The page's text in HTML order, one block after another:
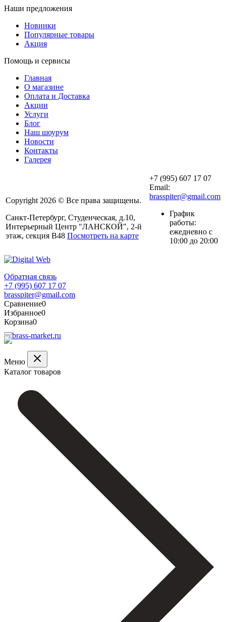
Наши предложения
Новинки
Популярные товары
Акция
Помощь и сервисы
Главная
О магазине
Оплата и Доставка
Акции
Услуги
Блог
Наш шоурум
Новости
Контакты
Галерея
Copyright 2026 © Все права защищены.
Санкт-Петербург, Студенческая, д.10,
Интерьерный Центр "ЛАНСКОЙ", 2-й
этаж, секция В48 Посмотреть на карте
+7 (995) 607 17 07
Email:
brasspiter@gmail.com
График
работы:
ежедневно с
10:00 до 20:00
Обратная связь
+7 (995) 607 17 07
brasspiter@gmail.com
Сравнение0
Избранное0
Корзина0
Меню
Каталог товаров